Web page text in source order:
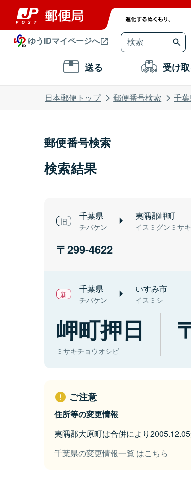
ゆうIDマイページへ
送る 受け
日本郵便トップ 郵便番号検索 千
郵便番号検索
検索結果
千葉県
チバケン
夷隅郡岬町
イスミグンミサ
299-4622
千葉県
チバケン
いすみ市
イスミシ
岬町押日
ミサキチョウオシビ
ご注意
住所等の変更情報
夷隅郡大原町は合併により
千葉県の変更情報一覧 はこちら